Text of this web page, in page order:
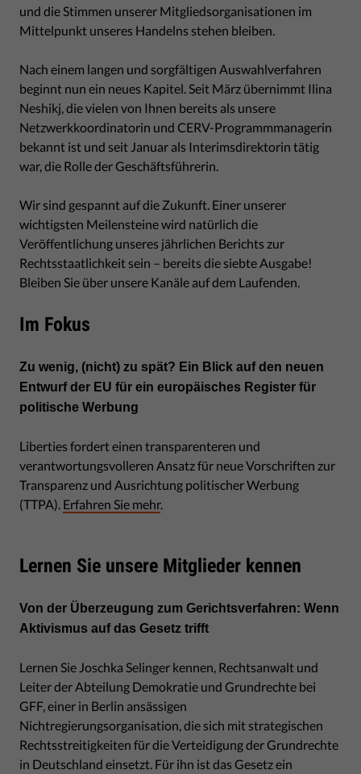
und die Stimmen unserer Mitgliedsorganisationen im
Mittelpunkt unseres Handelns stehen bleiben.
Nach einem langen und sorgfältigen Auswahlverfahren
beginnt nun ein neues Kapitel. Seit März übernimmt Ilina
Neshikj, die vielen von Ihnen bereits als unsere
Netzwerkkoordinatorin und CERV-Programmmanagerin
bekannt ist und seit Januar als Interimsdirektorin tätig
war, die Rolle der Geschäftsführerin.
Wir sind gespannt auf die Zukunft. Einer unserer
wichtigsten Meilensteine wird natürlich die
Veröffentlichung unseres jährlichen Berichts zur
Rechtsstaatlichkeit sein – bereits die siebte Ausgabe!
Bleiben Sie über unsere Kanäle auf dem Laufenden.
Im Fokus
Zu wenig, (nicht) zu spät? Ein Blick auf den neuen
Entwurf der EU für ein europäisches Register für
politische Werbung
Liberties fordert einen transparenteren und
verantwortungsvolleren Ansatz für neue Vorschriften zur
Transparenz und Ausrichtung politischer Werbung
(TTPA). Erfahren Sie mehr.
Lernen Sie unsere Mitglieder kennen
Von der Überzeugung zum Gerichtsverfahren: Wenn
Aktivismus auf das Gesetz trifft
Lernen Sie Joschka Selinger kennen, Rechtsanwalt und
Leiter der Abteilung Demokratie und Grundrechte bei
GFF, einer in Berlin ansässigen
Nichtregierungsorganisation, die sich mit strategischen
Rechtsstreitigkeiten für die Verteidigung der Grundrechte
in Deutschland einsetzt. Für ihn ist das Gesetz ein